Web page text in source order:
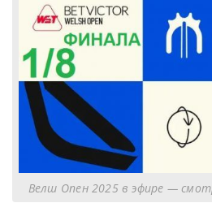
Велш Опен 2025 в эфире —